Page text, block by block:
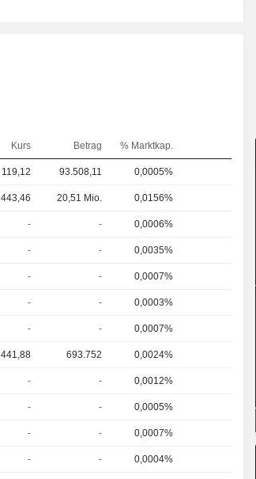
Kurs Betrag % Marktkap.
119,12 93.508,11 0,0005%
443,46 20,51 Mio. 0,0156%
- - 0,0006%
- - 0,0035%
- - 0,0007%
- - 0,0003%
- - 0,0007%
441,88 693.752 0,0024%
- - 0,0012%
- - 0,0005%
- - 0,0007%
- - 0,0004%